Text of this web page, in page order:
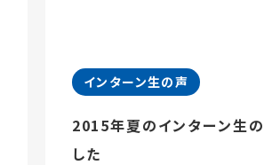
インターン生の声
2015年夏のインターン生
した